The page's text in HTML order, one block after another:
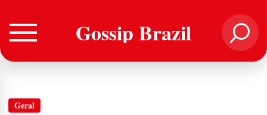
Gossip Brazil
Geral